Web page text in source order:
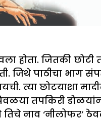
होता. जितकी
जिथे पाठीचा भाग
छोटयाशा
तपकिरी
नाव ‘नीलोफर’